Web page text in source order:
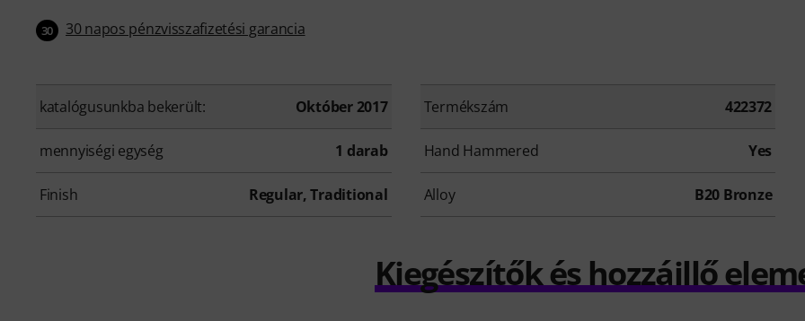
30 30 napos pénzvisszafizetési garancia
katalógusunkba bekerült: Október 2017 Termékszám 422372
mennyiségi egység 1 darab Hand Hammered Yes
Finish Regular, Traditional Alloy B20 Bronze
Kiegészítők és hozzáillő